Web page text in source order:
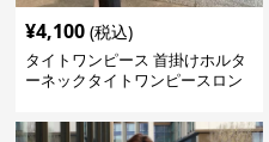
¥4,100 (税込)
タイトワンピース 首掛けホルタ
ーネックタイトワンピースロン